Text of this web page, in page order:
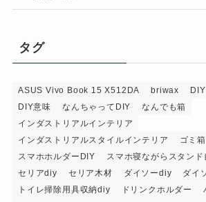
タグ
ASUS Vivo Book 15 X512DA briwax DIY
DIY意味
なんちゃってDIY
なんでも箱
インダストリアルインテリア
インダストリアルスタイルインテリア
ゴミ箱
スマホホルダーDIY
スマホ寝ながらスタンド
セリアdiy
セリア木材 ダイソーdiy ダイ
トイレ掃除用具収納diy
ドリンクホルダー